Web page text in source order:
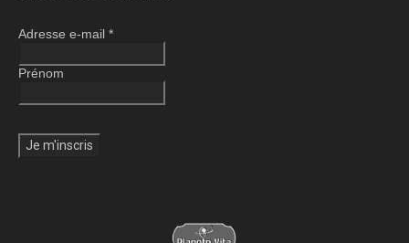
Adresse e-mail *
Prénom